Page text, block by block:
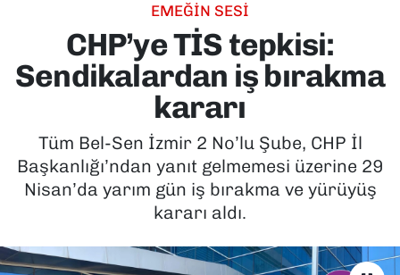
EMEĞİN SESİ
CHP’ye TİS tepkisi:
Sendikalardan iş bırakma
kararı
Tüm Bel-Sen İzmir 2 No’lu Şube, CHP İl
Başkanlığı’ndan yanıt gelmemesi üzerine 29
Nisan’da yarım gün iş bırakma ve yürüyüş
kararı aldı.
EKONOMİ
KÜLTÜR SANAT
MAGAZİN
POLİTİKA
SAĞLIK
Süper Lig Puan Durumu ve Fikstür
Tüm Manşetler
Son Dakika Haberleri
Haber Arşivi